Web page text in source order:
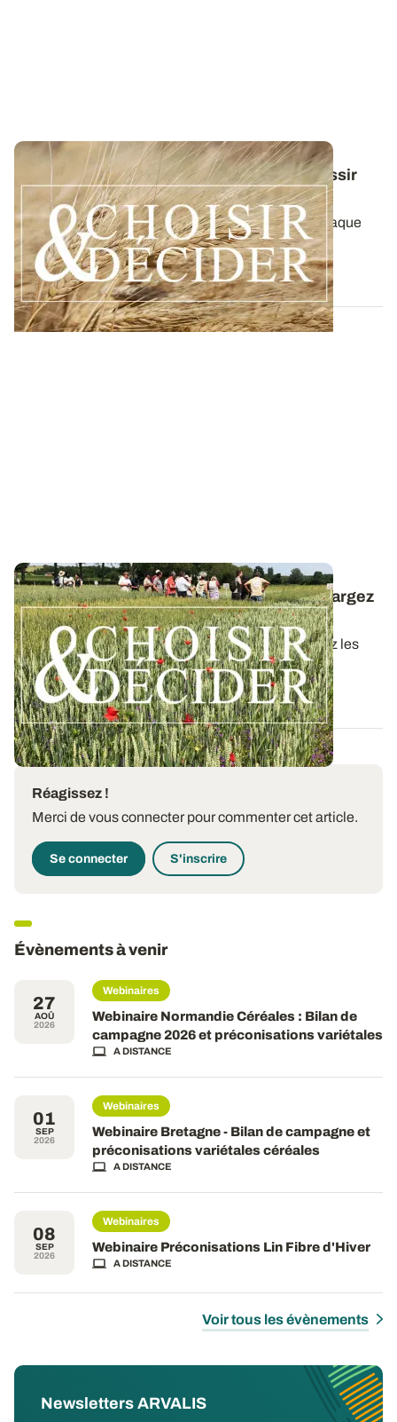
Conduite du blé dur : des guides pour réussir
ses interventions au printemps 2026
Retrouvez toutes les préconisations adaptées à chaque
région en matière de fertilisation...
12 DÉC. 2025
Céréales à paille conduites en bio : téléchargez
la synthèse des essais 2025
Dans ce nouveau guide Choisir & Décider, retrouvez les
résultats des essais du réseau...
09 DÉC. 2025
Réagissez !
Merci de vous connecter pour commenter cet article.
Se connecter S'inscrire
Évènements à venir
27
AOÛ
2026
Webinaires
Webinaire Normandie Céréales : Bilan de
campagne 2026 et préconisations variétales
A DISTANCE
01
SEP
2026
Webinaires
Webinaire Bretagne - Bilan de campagne et
préconisations variétales céréales
A DISTANCE
08
SEP
2026
Webinaires
Webinaire Préconisations Lin Fibre d'Hiver
A DISTANCE
Voir tous les évènements
Newsletters ARVALIS